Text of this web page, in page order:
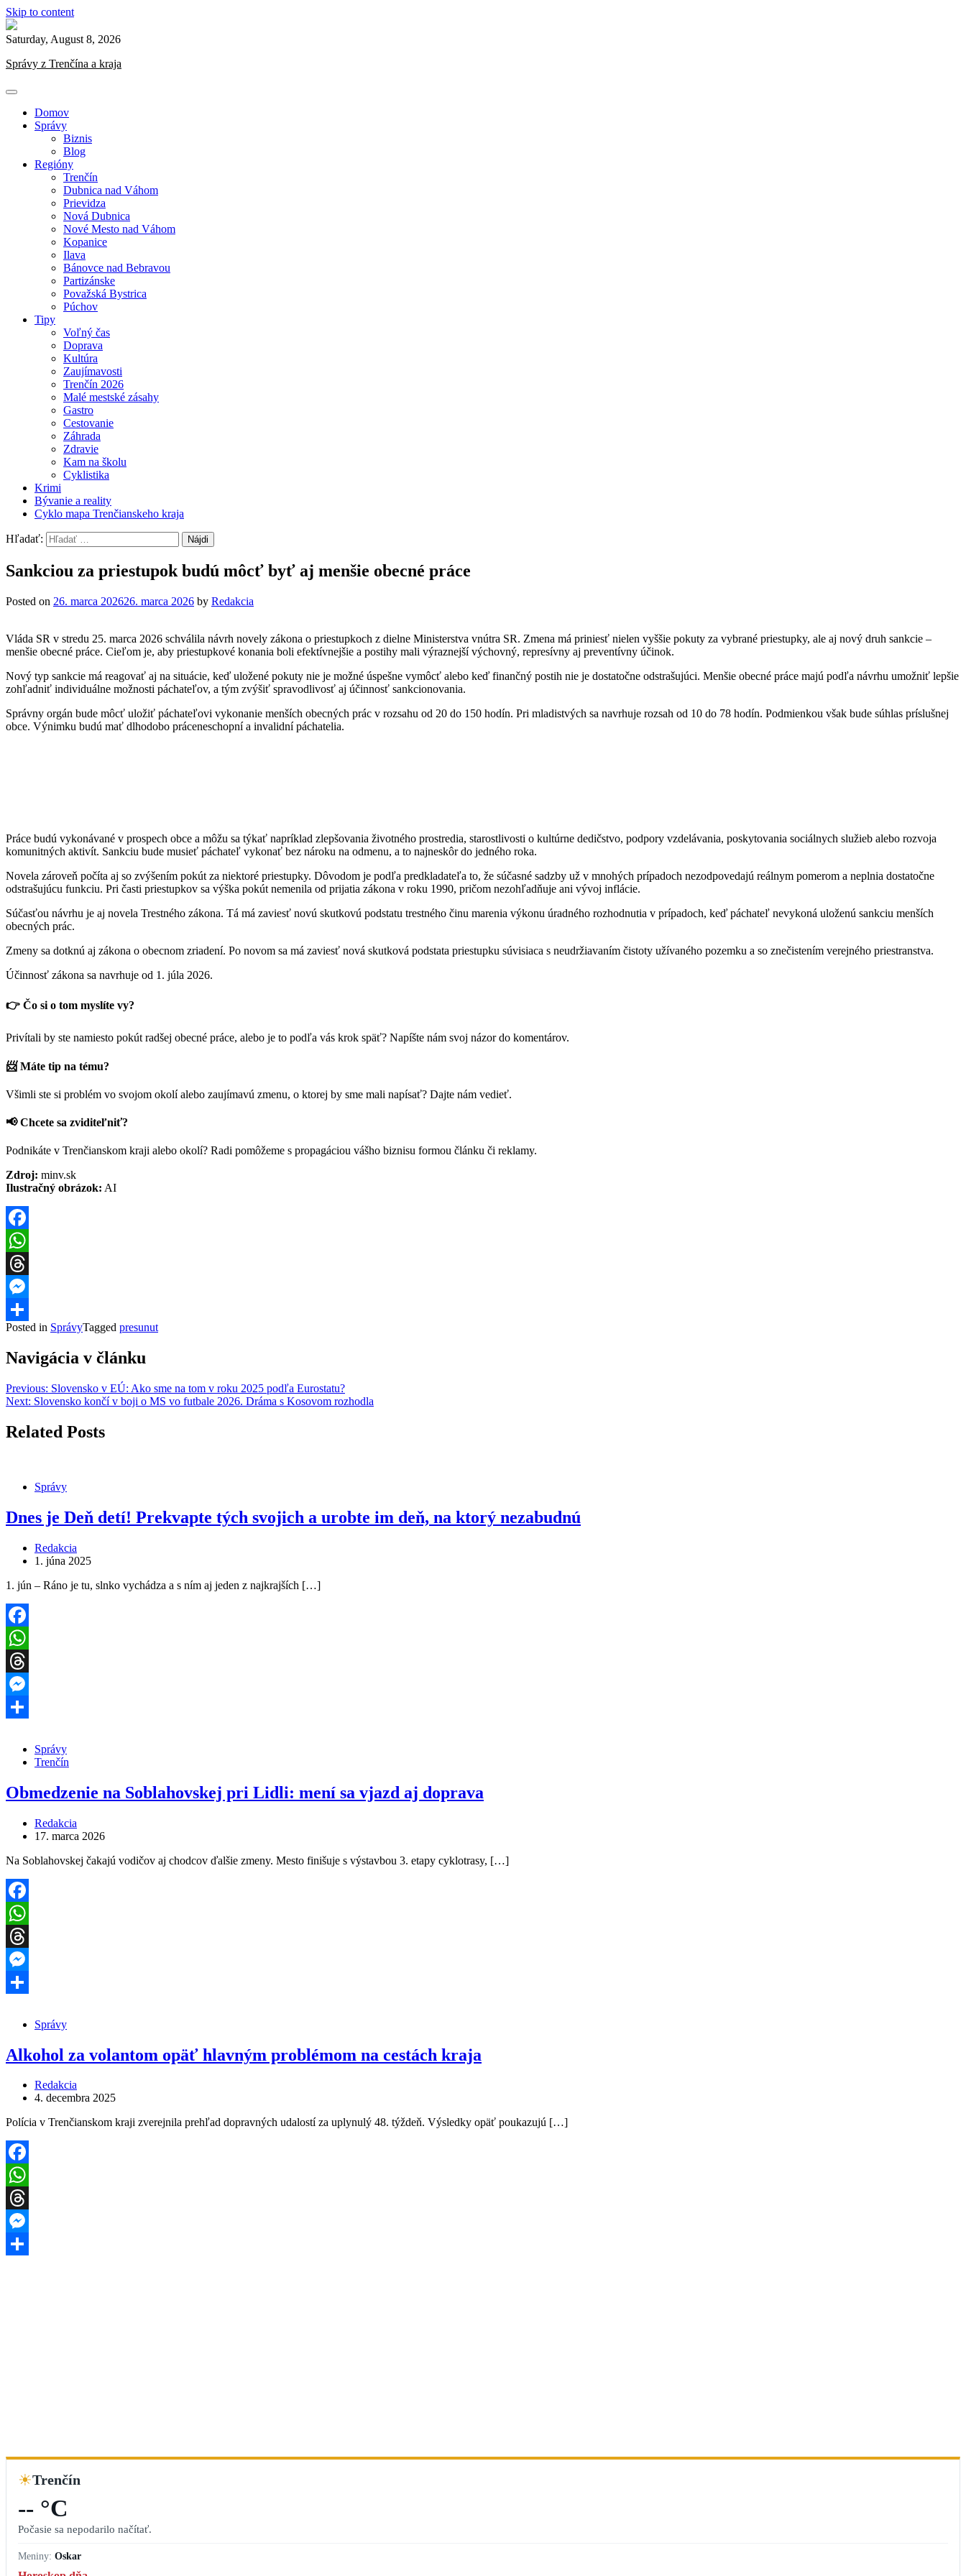
Skip to content
Saturday, August 8, 2026
Správy z Trenčína a kraja
Domov
Správy
Biznis
Blog
Regióny
Trenčín
Dubnica nad Váhom
Prievidza
Nová Dubnica
Nové Mesto nad Váhom
Kopanice
Ilava
Bánovce nad Bebravou
Partizánske
Považská Bystrica
Púchov
Tipy
Voľný čas
Doprava
Kultúra
Zaujímavosti
Trenčín 2026
Malé mestské zásahy
Gastro
Cestovanie
Záhrada
Zdravie
Kam na školu
Cyklistika
Krimi
Bývanie a reality
Cyklo mapa Trenčianskeho kraja
Hľadať:
Sankciou za priestupok budú môcť byť aj menšie obecné práce
Posted on 26. marca 202626. marca 2026 by Redakcia
Vláda SR v stredu 25. marca 2026 schválila návrh novely zákona o priestupkoch z dielne Ministerstva vnútra SR. Zmena má priniesť nielen vyššie pokuty za vybrané priestupky, ale aj nový druh sankcie –
menšie obecné práce. Cieľom je, aby priestupkové konania boli efektívnejšie a postihy mali výraznejší výchovný, represívny aj preventívny účinok.
Nový typ sankcie má reagovať aj na situácie, keď uložené pokuty nie je možné úspešne vymôcť alebo keď finančný postih nie je dostatočne odstrašujúci. Menšie obecné práce majú podľa návrhu umožniť lepšie
zohľadniť individuálne možnosti páchateľov, a tým zvýšiť spravodlivosť aj účinnosť sankcionovania.
Správny orgán bude môcť uložiť páchateľovi vykonanie menších obecných prác v rozsahu od 20 do 150 hodín. Pri mladistvých sa navrhuje rozsah od 10 do 78 hodín. Podmienkou však bude súhlas príslušnej
obce. Výnimku budú mať dlhodobo práceneschopní a invalidní páchatelia.
Práce budú vykonávané v prospech obce a môžu sa týkať napríklad zlepšovania životného prostredia, starostlivosti o kultúrne dedičstvo, podpory vzdelávania, poskytovania sociálnych služieb alebo rozvoja
komunitných aktivít. Sankciu bude musieť páchateľ vykonať bez nároku na odmenu, a to najneskôr do jedného roka.
Novela zároveň počíta aj so zvýšením pokút za niektoré priestupky. Dôvodom je podľa predkladateľa to, že súčasné sadzby už v mnohých prípadoch nezodpovedajú reálnym pomerom a neplnia dostatočne
odstrašujúcu funkciu. Pri časti priestupkov sa výška pokút nemenila od prijatia zákona v roku 1990, pričom nezohľadňuje ani vývoj inflácie.
Súčasťou návrhu je aj novela Trestného zákona. Tá má zaviesť novú skutkovú podstatu trestného činu marenia výkonu úradného rozhodnutia v prípadoch, keď páchateľ nevykoná uloženú sankciu menších
obecných prác.
Zmeny sa dotknú aj zákona o obecnom zriadení. Po novom sa má zaviesť nová skutková podstata priestupku súvisiaca s neudržiavaním čistoty užívaného pozemku a so znečistením verejného priestranstva.
Účinnosť zákona sa navrhuje od 1. júla 2026.
👉 Čo si o tom myslíte vy?
Privítali by ste namiesto pokút radšej obecné práce, alebo je to podľa vás krok späť? Napíšte nám svoj názor do komentárov.
📨 Máte tip na tému?
Všimli ste si problém vo svojom okolí alebo zaujímavú zmenu, o ktorej by sme mali napísať? Dajte nám vedieť.
📢 Chcete sa zviditeľniť?
Podnikáte v Trenčianskom kraji alebo okolí? Radi pomôžeme s propagáciou vášho biznisu formou článku či reklamy.
Zdroj: minv.sk
Ilustračný obrázok: AI
Facebook
WhatsApp
Threads
Messenger
Share
Posted in SprávyTagged presunut
Navigácia v článku
Previous: Slovensko v EÚ: Ako sme na tom v roku 2025 podľa Eurostatu?
Next: Slovensko končí v boji o MS vo futbale 2026. Dráma s Kosovom rozhodla
Related Posts
Správy
Dnes je Deň detí! Prekvapte tých svojich a urobte im deň, na ktorý nezabudnú
Redakcia
1. júna 2025
1. jún – Ráno je tu, slnko vychádza a s ním aj jeden z najkrajších […]
Facebook
WhatsApp
Threads
Messenger
Správy
Trenčín
Obmedzenie na Soblahovskej pri Lidli: mení sa vjazd aj doprava
Redakcia
17. marca 2026
Na Soblahovskej čakajú vodičov aj chodcov ďalšie zmeny. Mesto finišuje s výstavbou 3. etapy cyklotrasy, […]
Facebook
WhatsApp
Threads
Messenger
Správy
Alkohol za volantom opäť hlavným problémom na cestách kraja
Redakcia
4. decembra 2025
Polícia v Trenčianskom kraji zverejnila prehľad dopravných udalostí za uplynulý 48. týždeň. Výsledky opäť poukazujú […]
Facebook
WhatsApp
Threads
Messenger
☀Trenčín
-- °C
Počasie sa nepodarilo načítať.
Meniny: Oskar